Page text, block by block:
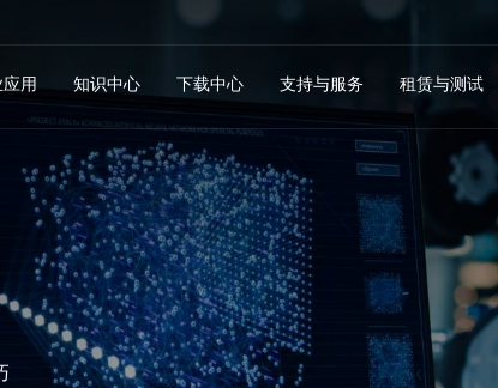
用 知识中心 下载中心 支持与服务 租赁与测试